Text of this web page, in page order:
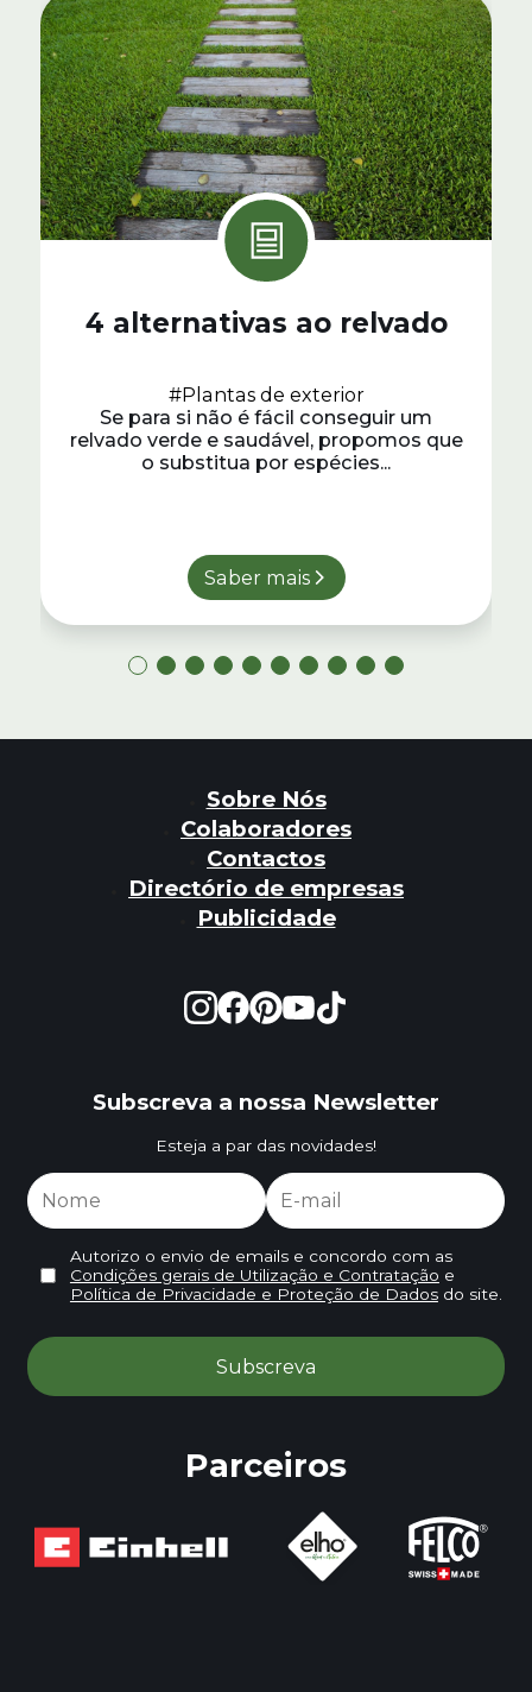
4 alternativas ao relvado
#Plantas de exterior
Se para si não é fácil conseguir um
relvado verde e saudável, propomos que
o substitua por espécies...
Saber mais
Sobre Nós
Colaboradores
Contactos
Directório de empresas
Publicidade
Subscreva a nossa Newsletter
Esteja a par das novidades!
Autorizo o envio de emails e concordo com as
Condições gerais de Utilização e Contratação e
Política de Privacidade e Proteção de Dadosdo site.
Parceiros